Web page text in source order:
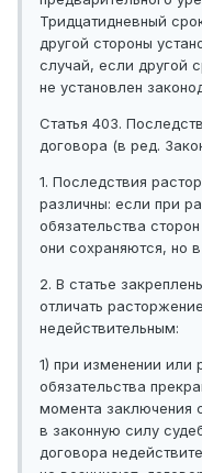
Тридцатидневный
другой стороны
случай, если другой
не установлен
Статья 403.
договора (в ред.
1. Последствия
различны: если при
обязательства
они сохраняются, но
2. В статье
отличать
недействительным:
1) при изменении или
обязательства
момента заключения
в законную силу
договора